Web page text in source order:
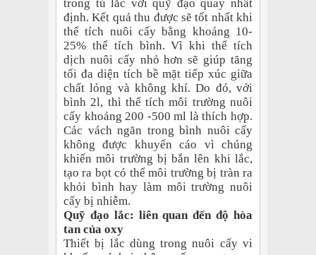
trong tủ lắc với quỹ đạo quay nhất
định. Kết quả thu được sẽ tốt nhất khi
thể tích nuôi cấy bằng khoảng 10-
25% thể tích bình. Vì khi thể tích
dịch nuôi cấy nhỏ hơn sẽ giúp tăng
tối đa diện tích bề mặt tiếp xúc giữa
chất lỏng và không khí. Do đó, với
bình 2l, thì thể tích môi trường nuôi
cấy khoảng 200 -500 ml là thích hợp.
Các vách ngăn trong bình nuôi cấy
không được khuyến cáo vì chúng
khiến môi trường bị bắn lên khi lắc,
tạo ra bọt có thể môi trường bị tràn ra
khỏi bình hay làm môi trường nuôi
cấy bị nhiễm.
Quỹ đạo lắc: liên quan đến độ hòa
tan của oxy
Thiết bị lắc dùng trong nuôi cấy vi